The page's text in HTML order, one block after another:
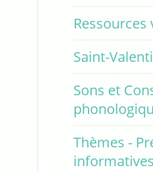
Ressources
Saint-
Sons et
Thèmes -
informatives